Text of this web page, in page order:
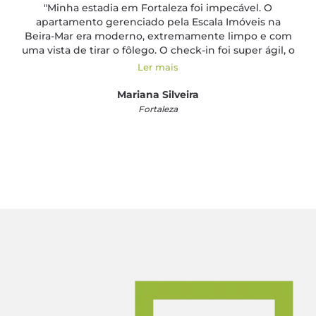
"Minha estadia em Fortaleza foi impecável. O
apartamento gerenciado pela Escala Imóveis na
Beira-Mar era moderno, extremamente limpo e com
uma vista de tirar o fôlego. O check-in foi super ágil, o
que facilitou muito minha viagem a trabalho. Com
Ler mais
Mariana Silveira
Fortaleza